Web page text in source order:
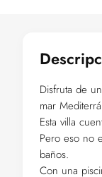
Disfruta de
mar
Esta villa
Pero eso no
baños.
Con una